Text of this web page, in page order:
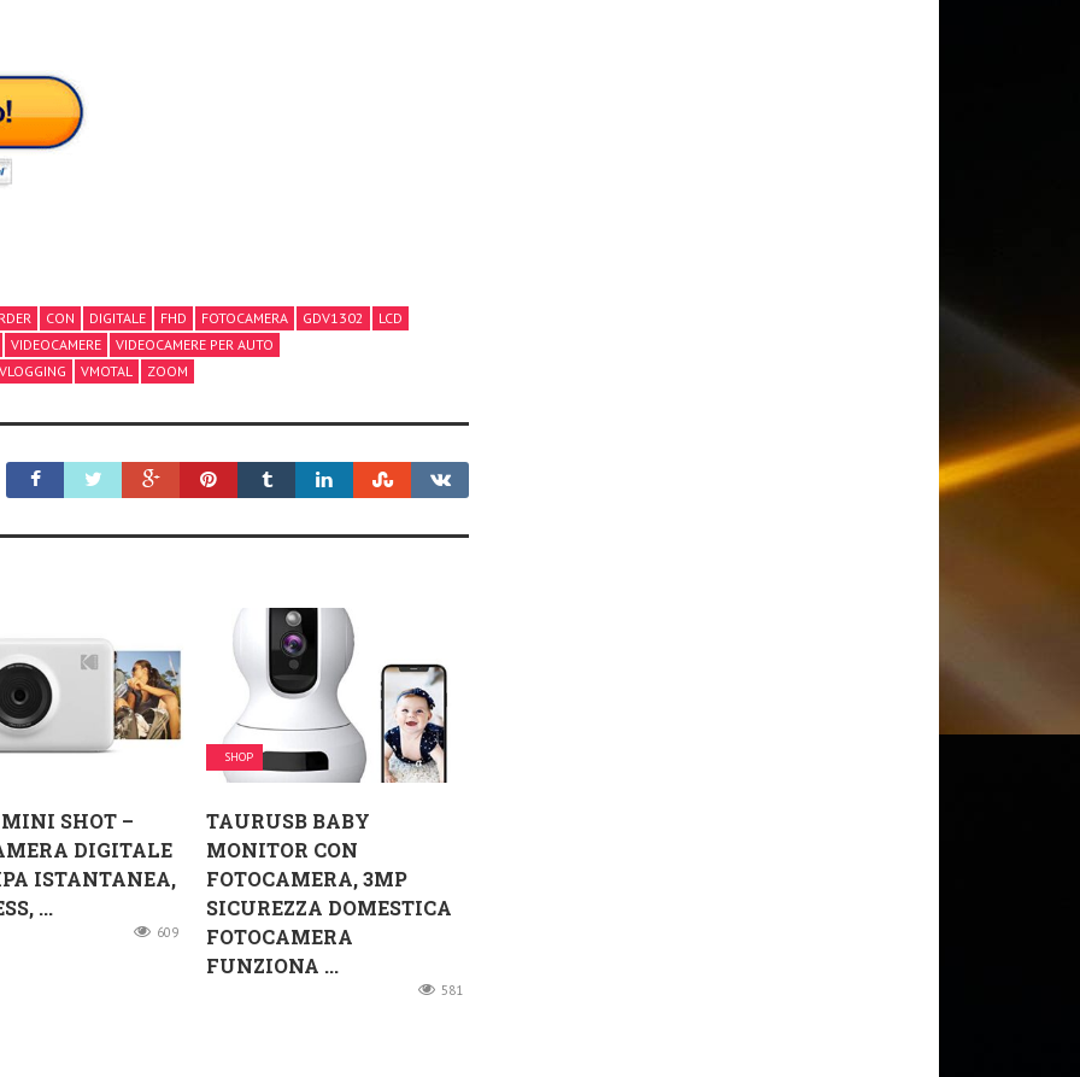
CON DIGITALE FHD FOTOCAMERA GDV1302
LCD
VIDEOCAMERE
VIDEOCAMERE PER AUTO
VLOGGING
VMOTAL ZOOM
SHOT –
DIGITALE
ISTANTANEA,
...
609
SHOP
TAURUSB BABY
MONITOR CON
FOTOCAMERA, 3MP
SICUREZZA DOMESTICA
FOTOCAMERA
FUNZIONA ...
581